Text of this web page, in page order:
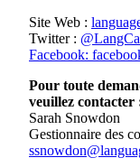
Site Web :
Twitter :
Facebook:
Pour toute
veuillez contacter
Sarah Snowdon
Gestionnaire des